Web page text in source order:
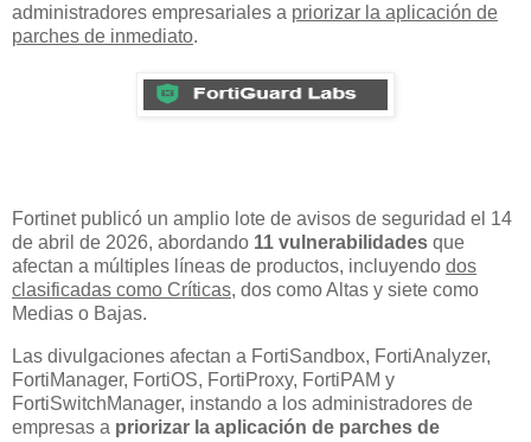
administradores empresariales a priorizar la aplicación de
parches de inmediato.
Fortinet publicó un amplio lote de avisos de seguridad el 14
de abril de 2026, abordando 11 vulnerabilidades que
afectan a múltiples líneas de productos, incluyendo dos
clasificadas como Críticas, dos como Altas y siete como
Medias o Bajas.
Las divulgaciones afectan a FortiSandbox, FortiAnalyzer,
FortiManager, FortiOS, FortiProxy, FortiPAM y
FortiSwitchManager, instando a los administradores de
empresas a priorizar la aplicación de parches de